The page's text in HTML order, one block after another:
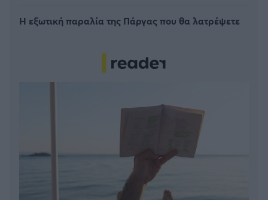
Η εξωτική παραλία της Πάργας που θα λατρέψετε